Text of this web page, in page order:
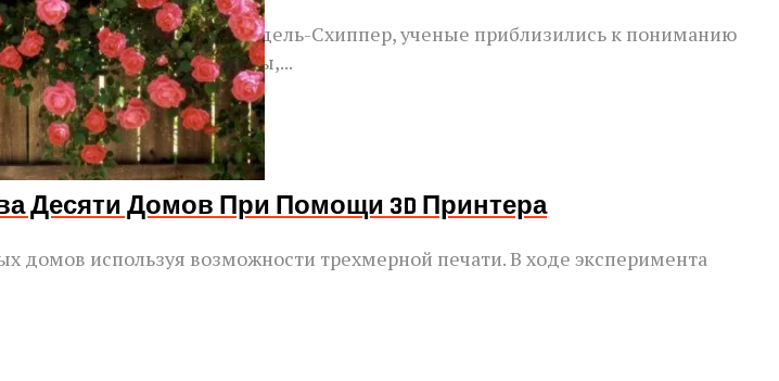
Хендрике ванн Андель-Схиппер, ученые приблизились к пониманию
долгожительницы,...
Десяти Домов При Помощи 3D Принтера
домов используя возможности трехмерной печати. В ходе эксперимента